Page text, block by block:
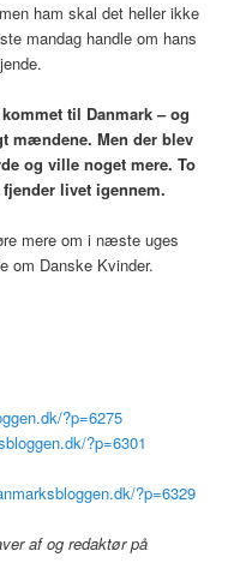
ham skal det heller ikke
mandag handle om hans
til Danmark – og
mændene. Men der blev
og ville noget mere. To
livet igennem.
mere om i næste uges
om Danske Kvinder.
?p=6275
?p=6301
?p=6329
af og redaktør på